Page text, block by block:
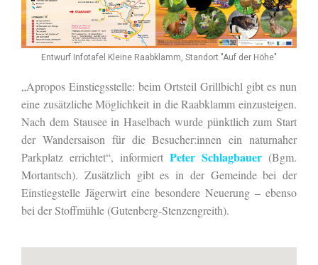
Entwurf Infotafel Kleine Raabklamm, Standort "Auf der Höhe"
„Apropos Einstiegsstelle: beim Ortsteil Grillbichl gibt es nun
eine zusätzliche Möglichkeit in die Raabklamm einzusteigen.
Nach dem Stausee in Haselbach wurde pünktlich zum Start
der Wandersaison für die Besucher:innen ein naturnaher
Parkplatz errichtet“, informiert Peter Schlagbauer (Bgm.
Mortantsch). Zusätzlich gibt es in der Gemeinde bei der
Einstiegstelle Jägerwirt eine besondere Neuerung – ebenso
bei der Stoffmühle (Gutenberg-Stenzengreith).